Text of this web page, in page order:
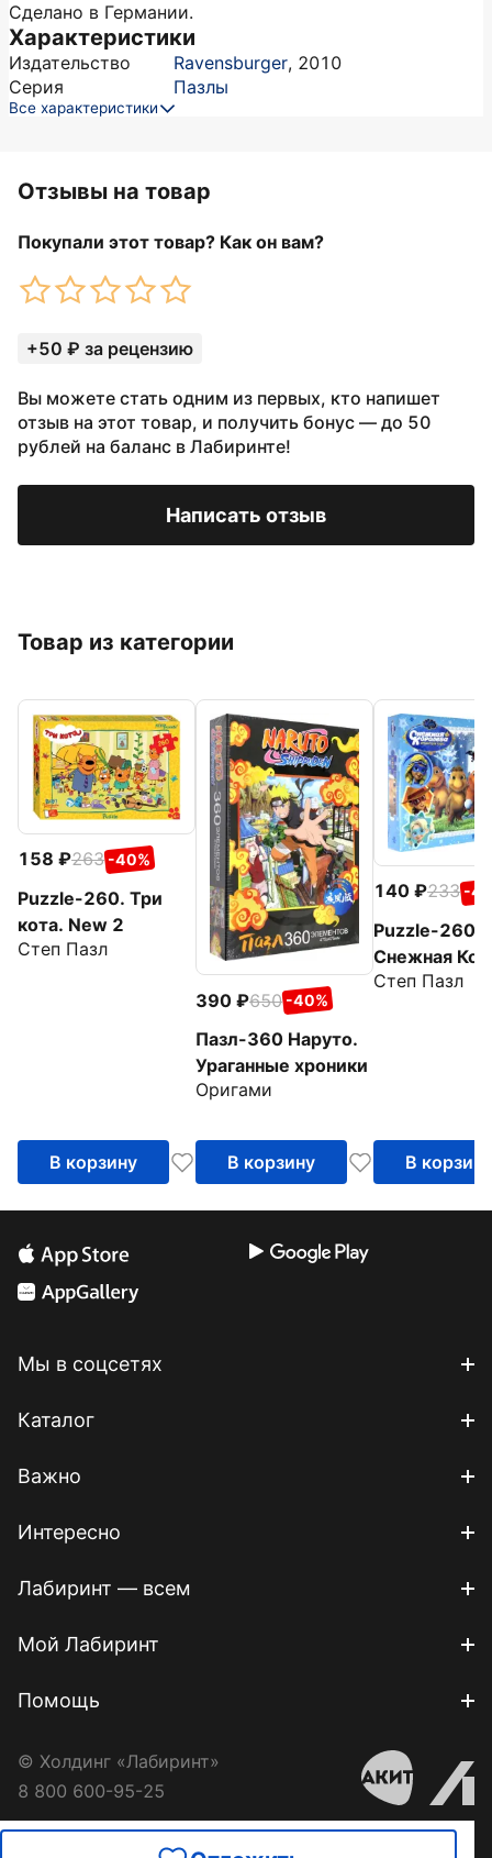
Сделано в Германии.
Характеристики
Издательство Ravensburger, 2010
Серия
Пазлы
Все характеристики
Отзывы на товар
Покупали этот товар? Как он вам?
+50 ₽ за рецензию
Вы можете стать одним из первых, кто напишет
отзыв на этот товар, и получить бонус — до 50
рублей на баланс в Лабиринте!
Написать отзыв
Товар из категории
158 263 -40%
Puzzle-260. Три
кота. New 2
Степ Пазл
В корзину
390 650 -40%
Пазл-360 Наруто.
Ураганные хроники
Оригами
В корзину
140 233 -
Puzzle-260.
Снежная
Степ Пазл
В корзину
Мы в соцсетях
Каталог
Важно
Интересно
Лабиринт — всем
Мой Лабиринт
Помощь
© Холдинг «Лабиринт»
8 800 600-95-25